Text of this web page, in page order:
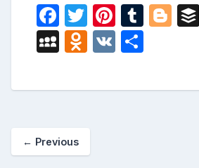
F
a
c
e
o
T
w
itt
er
Pi
nt
er
e
T
bl
Bl
g
M
S
a
c
O
n
a
V
ar
← Previous